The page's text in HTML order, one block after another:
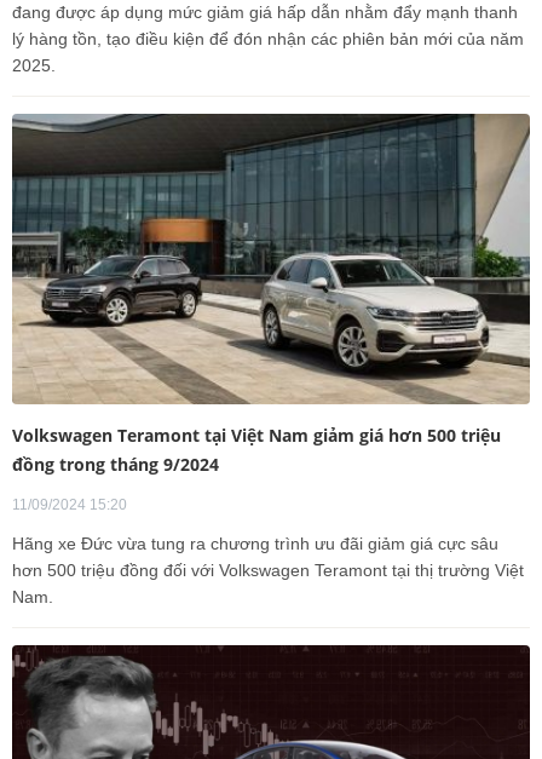
đang được áp dụng mức giảm giá hấp dẫn nhằm đẩy mạnh thanh
lý hàng tồn, tạo điều kiện để đón nhận các phiên bản mới của năm
2025.
Volkswagen Teramont tại Việt Nam giảm giá hơn 500 triệu
đồng trong tháng 9/2024
11/09/2024 15:20
Hãng xe Đức vừa tung ra chương trình ưu đãi giảm giá cực sâu
hơn 500 triệu đồng đối với Volkswagen Teramont tại thị trường Việt
Nam.